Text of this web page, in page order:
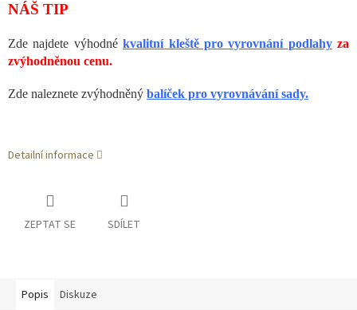
NÁŠ TIP
Zde najdete výhodnékvalitní kleště pro vyrovnání podlahy za
zvýhodněnou cenu.
Zde naleznete zvýhodněný balíček pro vyrovnávání sady.
Detailní informace
ZEPTAT SE SDÍLET
Popis Diskuze